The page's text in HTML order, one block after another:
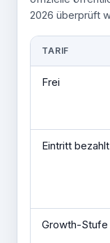
2026 überprüft
TARIF
Frei
Eintritt bezahlt
Growth-Stufe